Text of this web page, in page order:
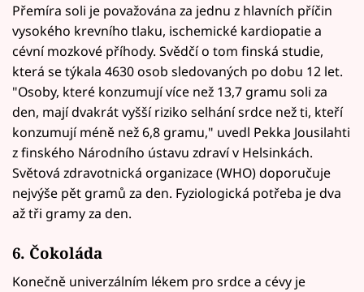
Přemíra soli je považována za jednu z hlavních příčin
vysokého krevního tlaku, ischemické kardiopatie a
cévní mozkové příhody. Svědčí o tom finská studie,
která se týkala 4630 osob sledovaných po dobu 12 let.
"Osoby, které konzumují více než 13,7 gramu soli za
den, mají dvakrát vyšší riziko selhání srdce než ti, kteří
konzumují méně než 6,8 gramu," uvedl Pekka Jousilahti
z finského Národního ústavu zdraví v Helsinkách.
Světová zdravotnická organizace (WHO) doporučuje
nejvýše pět gramů za den. Fyziologická potřeba je dva
až tři gramy za den.
6. Čokoláda
Konečně univerzálním lékem pro srdce a cévy je